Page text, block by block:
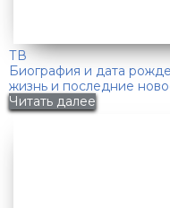
ТВ
Биография и дата
жизнь и последние
Читать далее